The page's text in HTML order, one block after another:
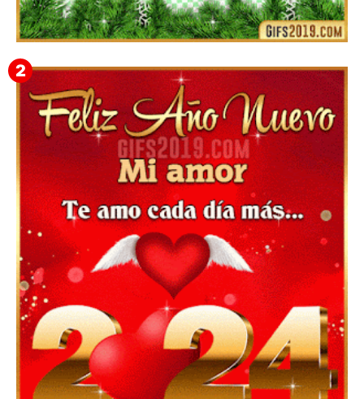
▷ Imágenes 2026 PNG sin Fondo y Transparentes en
3D 【DESCARGAR GRATIS】 ⬇️